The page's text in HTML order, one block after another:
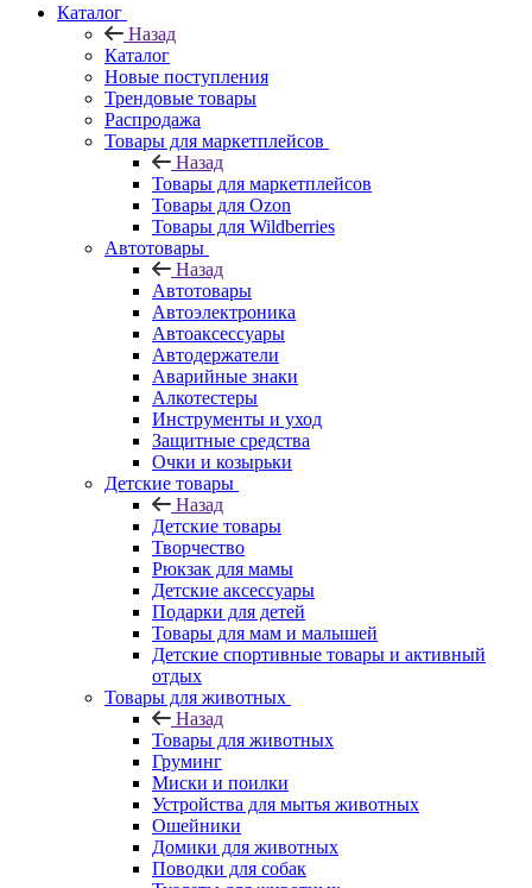
Каталог
Назад
Каталог
Новые поступления
Трендовые товары
Распродажа
Товары для маркетплейсов
Назад
Товары для маркетплейсов
Товары для Ozon
Товары для Wildberries
Автотовары
Назад
Автотовары
Автоэлектроника
Автоаксессуары
Автодержатели
Аварийные знаки
Алкотестеры
Инструменты и уход
Защитные средства
Очки и козырьки
Детские товары
Назад
Детские товары
Творчество
Рюкзак для мамы
Детские аксессуары
Подарки для детей
Товары для мам и малышей
Детские спортивные товары и активный
отдых
Товары для животных
Назад
Товары для животных
Груминг
Миски и поилки
Устройства для мытья животных
Ошейники
Домики для животных
Поводки для собак